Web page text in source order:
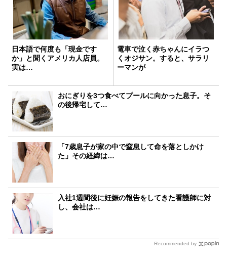
日本語で何度も「現金です
か」と聞くアメリカ人店員。
実は…
電車で泣く赤ちゃんにイラつ
くオジサン。すると、サラリ
ーマンが
おにぎりを3つ食べてプールに向かった息子。そ
の後帰宅して…
「7歳息子が家の中で窒息して命を落としかけ
た」その経緯は…
入社1週間後に妊娠の報告をしてきた看護師に対
し、会社は…
Recommended by